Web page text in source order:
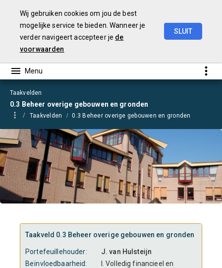
Taakvelden
0.3 Beheer overige gebouwen en gronden
Taakvelden 0.3 Beheer overige gebouwen en gronden
Taakveld 0.3 Beheer overige gebouwen en gronden
Portefeuillehouder:
J. van Hulsteijn
Beïnvloedbaarheid:
I. Volledig financieel en
Wij gebruiken cookies om jou de best
mogelijke service te bieden. Wanneer je
verder navigeert accepteer je de
voorwaarden
SLUIT